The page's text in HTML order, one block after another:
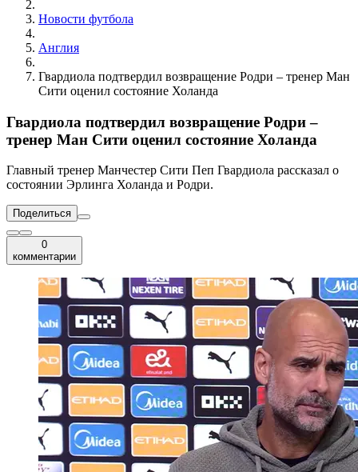
Новости футбола
Англия
Гвардиола подтвердил возвращение Родри – тренер Ман
Сити оценил состояние Холанда
Гвардиола подтвердил возвращение Родри –
тренер Ман Сити оценил состояние Холанда
Главный тренер Манчестер Сити Пеп Гвардиола рассказал о
состоянии Эрлинга Холанда и Родри.
Поделиться
0
комментарии